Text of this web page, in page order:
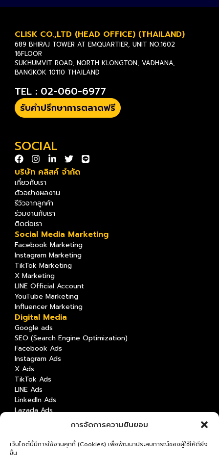
การจัดการความยินยอม
เว็บไซต์นี้มีการใช้งานคุกกี้ (Cookies) เพื่อพัฒนาประสบการณ์ของผู้ใช้ให้ดียิ่ง
ขึ้น
CLISK CO.,LTD (HEAD OFFICE) (THAILAND)
689 BHIRAJ TOWER AT EMQUARTIER, UNIT NO.1602
16FLOOR
SUKHUMVIT ROAD, NORTH KLONGTON, VADHANA,
BANGKOK 10110 THAILAND
TEL : 02-060-6977
รับคำปรึกษาการตลาดฟรี
SOCIAL
บริษัท คลิสค์ จำกัด
เกี่ยวกับเรา
ตัวอย่างผลงาน
รีวิวจากลูกค้า
ร่วมงานกับเรา
ติดต่อเรา
Social Media Marketing
Facebook Marketing
Instagram Marketing
TikTok Marketing
X Marketing
LINE Official Account
YouTube Marketing
Influencer Marketing
Digital Media
Google ads
SEO (Search Engine Optimization)
Facebook Ads
Instagram Ads
X Ads
TikTok Ads
LINE Ads
LinkedIn Ads
Lazada Ads
Content Marketing
Content Creation & Strategy
Video Production